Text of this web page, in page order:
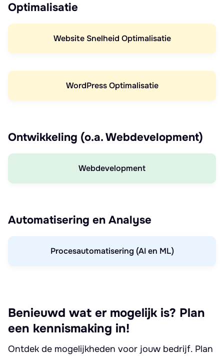
Optimalisatie
Website Snelheid Optimalisatie
WordPress Optimalisatie
Ontwikkeling (o.a. Webdevelopment)
Webdevelopment
Automatisering en Analyse
Procesautomatisering (AI en ML)
Benieuwd wat er mogelijk is? Plan
een kennismaking in!
Ontdek de mogelijkheden voor jouw bedrijf. Plan